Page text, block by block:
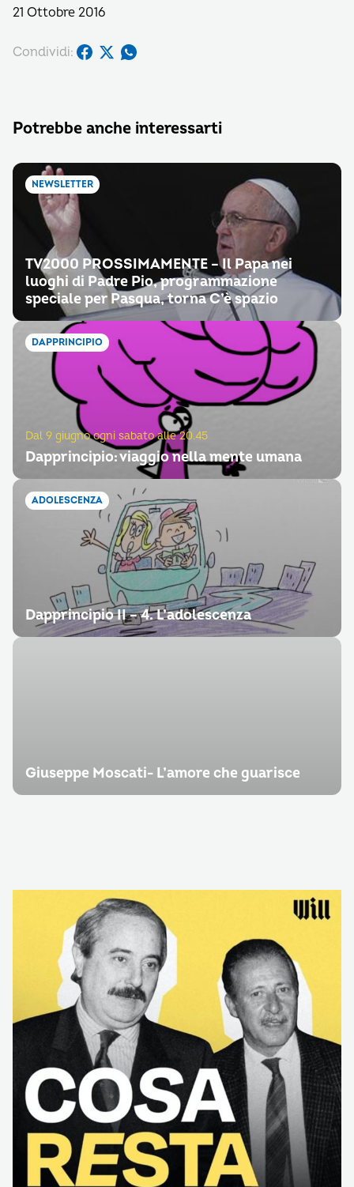
21 Ottobre 2016
Condividi:
Potrebbe anche interessarti
NEWSLETTER
TV2000 PROSSIMAMENTE – Il Papa nei
luoghi di Padre Pio, programmazione
speciale per Pasqua, torna C’è spazio
DAPPRINCIPIO
Dal 9 giugno ogni sabato alle 20.45
Dapprincipio: viaggio nella mente umana
ADOLESCENZA
Dapprincipio II – 4. L’adolescenza
Giuseppe Moscati- L’amore che guarisce